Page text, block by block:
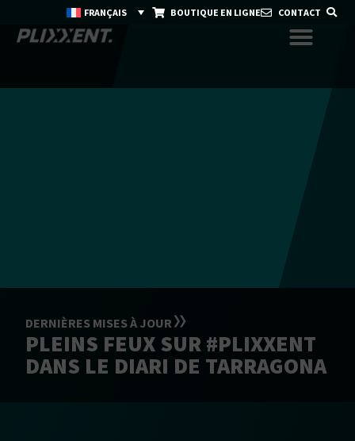
FRANÇAIS BOUTIQUE EN LIGNE CONTACT
DERNIÈRES MISES À JOUR
PLEINS FEUX SUR #PLIXXENT
DANS LE DIARI DE TARRAGONA